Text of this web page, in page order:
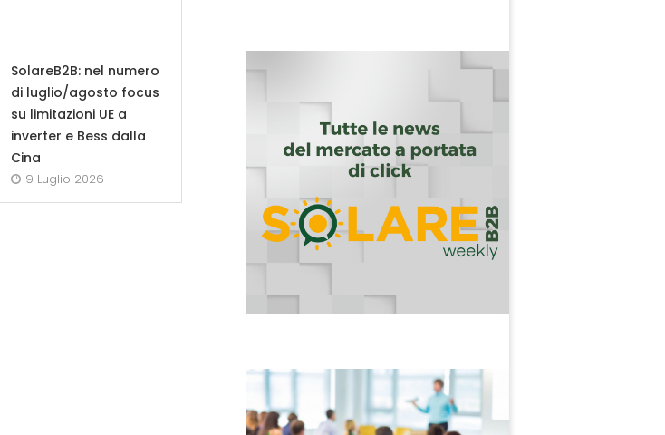
SolareB2B: nel numero
di luglio/agosto focus
su limitazioni UE a
inverter e Bess dalla
Cina
9 Luglio 2026